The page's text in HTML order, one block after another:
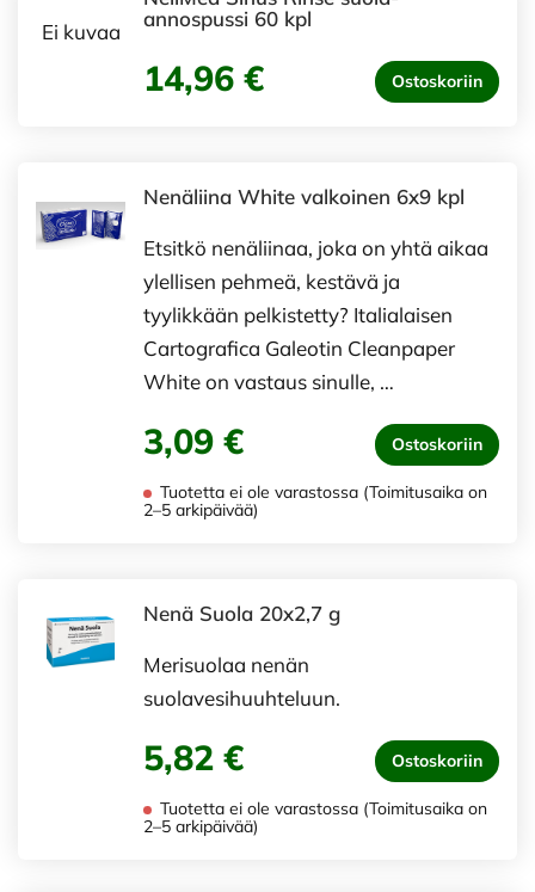
Ei kuvaa
annospussi 60 kpl
14,96 € Ostoskoriin
Nenäliina White valkoinen 6x9 kpl
Etsitkö nenäliinaa, joka on yhtä aikaa
ylellisen pehmeä, kestävä ja
tyylikkään pelkistetty? Italialaisen
Cartografica Galeotin Cleanpaper
White on vastaus sinulle, …
3,09 € Ostoskoriin
Tuotetta ei ole varastossa (Toimitusaika on
2–5 arkipäivää)
Nenä Suola 20x2,7 g
Merisuolaa nenän
suolavesihuuhteluun.
5,82 € Ostoskoriin
Tuotetta ei ole varastossa (Toimitusaika on
2–5 arkipäivää)